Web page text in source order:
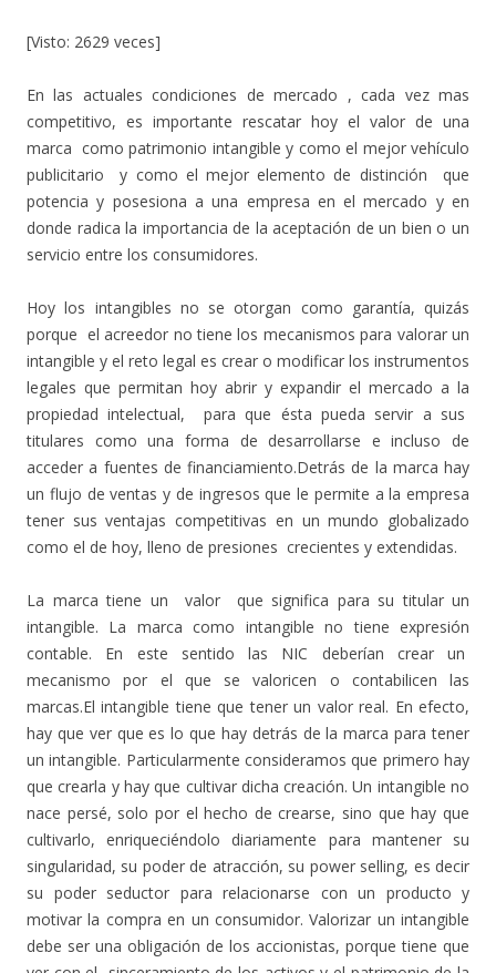
[Visto: 2629 veces]
En las actuales condiciones de mercado , cada vez mas
competitivo, es importante rescatar hoy el valor de una
marca como patrimonio intangible y como el mejor vehículo
publicitario y como el mejor elemento de distinción que
potencia y posesiona a una empresa en el mercado y en
donde radica la importancia de la aceptación de un bien o un
servicio entre los consumidores.
Hoy los intangibles no se otorgan como garantía, quizás
porque el acreedor no tiene los mecanismos para valorar un
intangible y el reto legal es crear o modificar los instrumentos
legales que permitan hoy abrir y expandir el mercado a la
propiedad intelectual, para que ésta pueda servir a sus
titulares como una forma de desarrollarse e incluso de
acceder a fuentes de financiamiento.Detrás de la marca hay
un flujo de ventas y de ingresos que le permite a la empresa
tener sus ventajas competitivas en un mundo globalizado
como el de hoy, lleno de presiones crecientes y extendidas.
La marca tiene un valor que significa para su titular un
intangible. La marca como intangible no tiene expresión
contable. En este sentido las NIC deberían crear un
mecanismo por el que se valoricen o contabilicen las
marcas.El intangible tiene que tener un valor real. En efecto,
hay que ver que es lo que hay detrás de la marca para tener
un intangible. Particularmente consideramos que primero hay
que crearla y hay que cultivar dicha creación. Un intangible no
nace persé, solo por el hecho de crearse, sino que hay que
cultivarlo, enriqueciéndolo diariamente para mantener su
singularidad, su poder de atracción, su power selling, es decir
su poder seductor para relacionarse con un producto y
motivar la compra en un consumidor. Valorizar un intangible
debe ser una obligación de los accionistas, porque tiene que